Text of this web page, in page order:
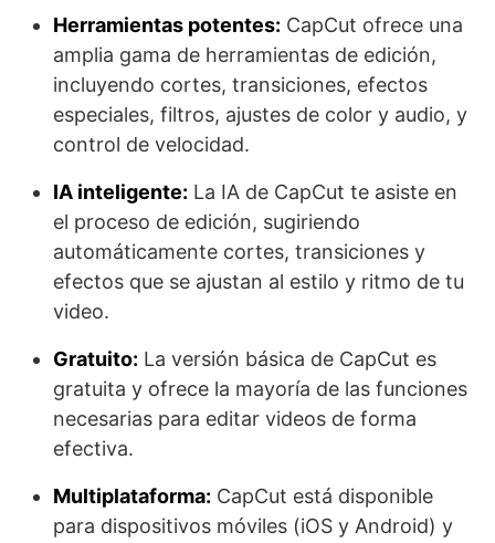
Herramientas potentes: CapCut ofrece una
amplia gama de herramientas de edición,
incluyendo cortes, transiciones, efectos
especiales, filtros, ajustes de color y audio, y
control de velocidad.
IA inteligente: La IA de CapCut te asiste en
el proceso de edición, sugiriendo
automáticamente cortes, transiciones y
efectos que se ajustan al estilo y ritmo de tu
video.
Gratuito: La versión básica de CapCut es
gratuita y ofrece la mayoría de las funciones
necesarias para editar videos de forma
efectiva.
Multiplataforma: CapCut está disponible
para dispositivos móviles (iOS y Android) y